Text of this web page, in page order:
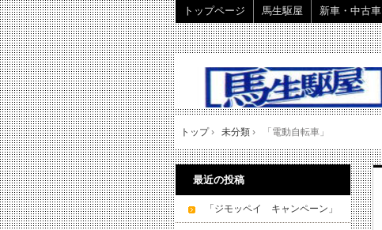
トップページ 馬生駆屋 新車・中古車
トップ› 未分類 › 「電動自転車」
最近の投稿
「ジモッペイ キャンペーン」